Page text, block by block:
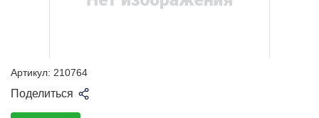
Артикул: 210764
Поделиться